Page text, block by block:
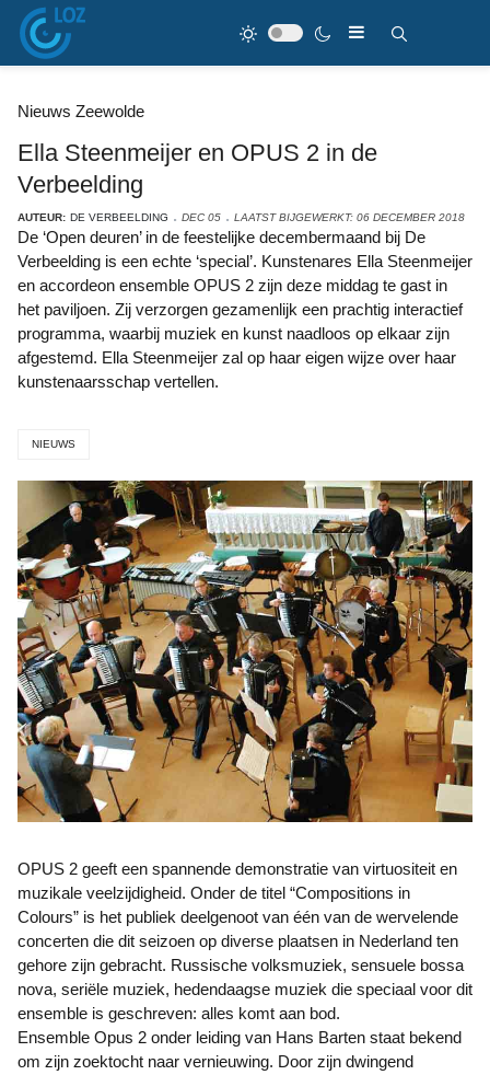
Nieuws Zeewolde
Ella Steenmeijer en OPUS 2 in de
Verbeelding
AUTEUR: DE VERBEELDING DEC 05 LAATST BIJGEWERKT: 06 DECEMBER 2018
De ‘Open deuren’ in de feestelijke decembermaand bij De
Verbeelding is een echte ‘special’. Kunstenares Ella Steenmeijer
en accordeon ensemble OPUS 2 zijn deze middag te gast in
het paviljoen. Zij verzorgen gezamenlijk een prachtig interactief
programma, waarbij muziek en kunst naadloos op elkaar zijn
afgestemd. Ella Steenmeijer zal op haar eigen wijze over haar
kunstenaarsschap vertellen.
NIEUWS
OPUS 2 geeft een spannende demonstratie van virtuositeit en
muzikale veelzijdigheid. Onder de titel “Compositions in
Colours” is het publiek deelgenoot van één van de wervelende
concerten die dit seizoen op diverse plaatsen in Nederland ten
gehore zijn gebracht. Russische volksmuziek, sensuele bossa
nova, seriële muziek, hedendaagse muziek die speciaal voor dit
ensemble is geschreven: alles komt aan bod.
Ensemble Opus 2 onder leiding van Hans Barten staat bekend
om zijn zoektocht naar vernieuwing. Door zijn dwingend